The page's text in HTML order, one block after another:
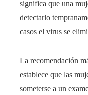
significa que una
detectarlo
casos el virus se
La recomendación
establece que las
someterse a un